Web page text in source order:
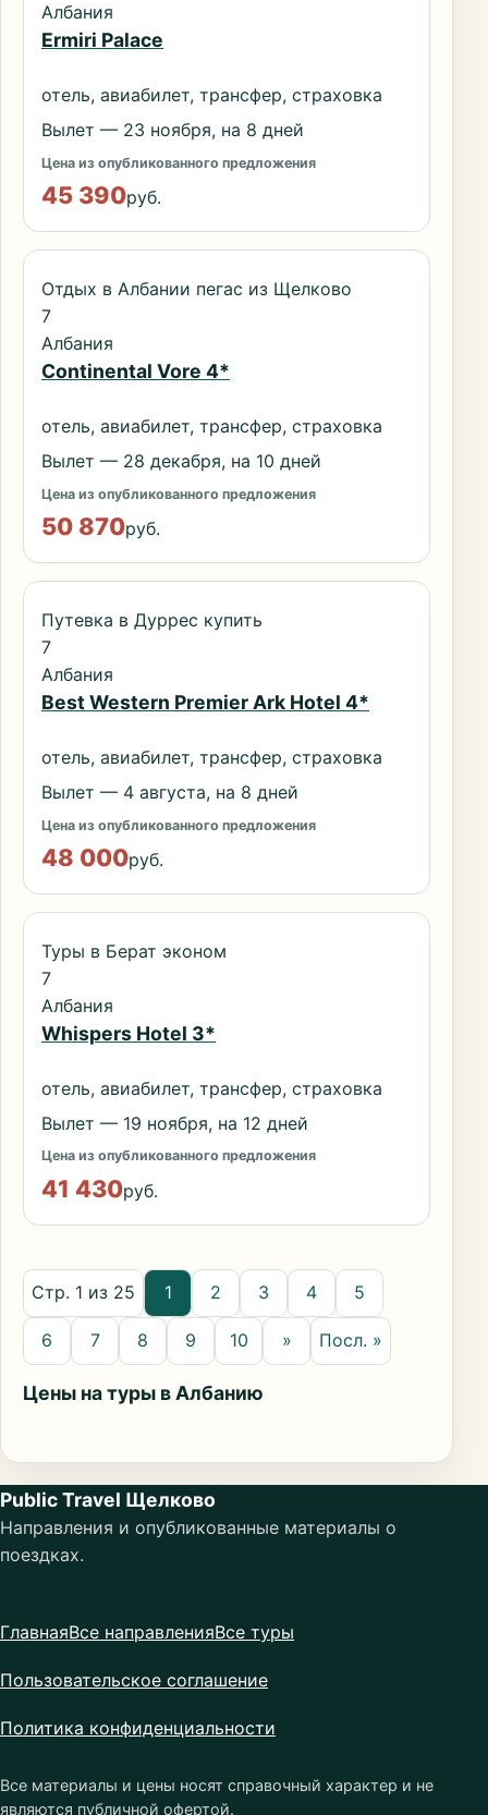
Албания
Ermiri Palace
отель, авиабилет, трансфер, страховка
Вылет — 23 ноября, на 8 дней
Цена из опубликованного предложения
45 390руб.
Отдых в Албании пегас из Щелково
7
Албания
Continental Vore 4*
отель, авиабилет, трансфер, страховка
Вылет — 28 декабря, на 10 дней
Цена из опубликованного предложения
50 870руб.
Путевка в Дуррес купить
7
Албания
Best Western Premier Ark Hotel 4*
отель, авиабилет, трансфер, страховка
Вылет — 4 августа, на 8 дней
Цена из опубликованного предложения
48 000руб.
Туры в Берат эконом
7
Албания
Whispers Hotel 3*
отель, авиабилет, трансфер, страховка
Вылет — 19 ноября, на 12 дней
Цена из опубликованного предложения
41 430руб.
Стр. 1 из 25 1 2 3 4 5
6 7 8 9 10 » Посл. »
Цены на туры в Албанию
Public Travel Щелково
Направления и опубликованные материалы о
поездках.
ГлавнаяВсе направленияВсе туры
Пользовательское соглашение
Политика конфиденциальности
Все материалы и цены носят справочный характер и не
являются публичной офертой.